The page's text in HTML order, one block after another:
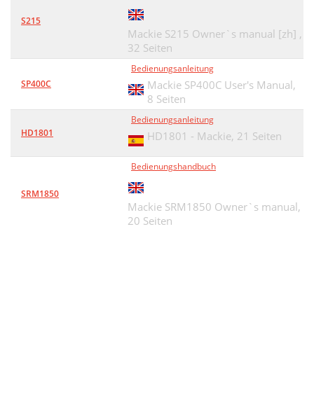
S215
Mackie S215 Owner`s manual [zh] ,
32 Seiten
SP400C
Bedienungsanleitung
Mackie SP400C User's Manual,
8 Seiten
HD1801
Bedienungsanleitung
HD1801 - Mackie, 21 Seiten
SRM1850
Bedienungshandbuch
Mackie SRM1850 Owner`s manual,
20 Seiten